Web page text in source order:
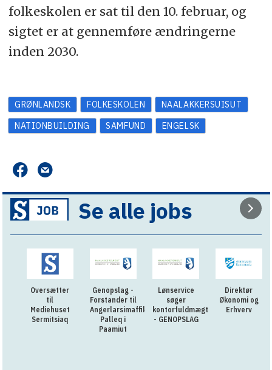
folkeskolen er sat til den 10. februar, og
sigtet er at gennemføre ændringerne
inden 2030.
GRØNLANDSK FOLKESKOLEN
NAALAKKERSUISUT
NATIONBUILDING
SAMFUND ENGELSK
Se alle jobs
Oversætter
til
Mediehuset
Sermitsiaq
Genopslag -
Forstander til
Angerlarsimaffik
Palleq i
Paamiut
Lønservice
søger
kontorfuldmægtig
- GENOPSLAG
Direktør
Økonomi og
Erhverv